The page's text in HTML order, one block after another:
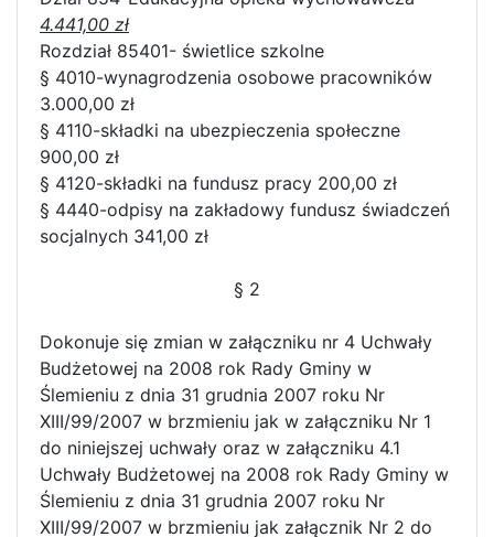
4.441,00 zł
Rozdział 85401- świetlice szkolne
§ 4010-wynagrodzenia osobowe pracowników
3.000,00 zł
§ 4110-składki na ubezpieczenia społeczne
900,00 zł
§ 4120-składki na fundusz pracy 200,00 zł
§ 4440-odpisy na zakładowy fundusz świadczeń
socjalnych 341,00 zł
§ 2
Dokonuje się zmian w załączniku nr 4 Uchwały
Budżetowej na 2008 rok Rady Gminy w
Ślemieniu z dnia 31 grudnia 2007 roku Nr
XIII/99/2007 w brzmieniu jak w załączniku Nr 1
do niniejszej uchwały oraz w załączniku 4.1
Uchwały Budżetowej na 2008 rok Rady Gminy w
Ślemieniu z dnia 31 grudnia 2007 roku Nr
XIII/99/2007 w brzmieniu jak załącznik Nr 2 do